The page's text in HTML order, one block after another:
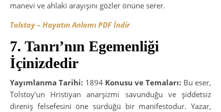
manevi ve ahlaki arayışını gözler önüne serer.
Tolstoy – Hayatın Anlamı PDF İndir
7. Tanrı’nın Egemenliği
İçinizdedir
Yayımlanma Tarihi: 1894 Konusu ve Temaları: Bu eser,
Tolstoy’un Hristiyan anarşizmi savunduğu ve şiddetsiz
direniş felsefesini öne sürdüğü bir manifestodur. Yazar,